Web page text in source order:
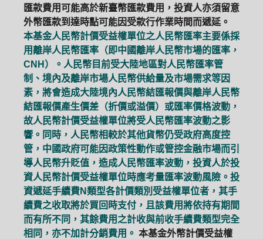
匯款費用可能高於新臺幣匯款費用，投資人亦須留意
外幣匯款到達時點可能因受款行作業時間而遞延。
本基金人民幣計價受益權單位之人民幣匯率主要係採
用離岸人民幣匯率（即中國離岸人民幣市場的匯率，
CNH）。人民幣目前受大陸地區對人民幣匯率管
制、境內及離岸市場人民幣供給量及市場需求等因
素，將會造成大陸境內人民幣結匯報價與離岸人民幣
結匯報價產生價差（折價或溢價）或匯率價格波動，
故人民幣計價受益權單位將受人民幣匯率波動之影
響。同時，人民幣相較於其他貨幣仍受政府高度控
管，中國政府可能因政策性動作或管控金融市場而引
導人民幣升貶值，造成人民幣匯率波動，投資人於投
資人民幣計價受益權單位時應考量匯率波動風險。投
資遞延手續費N類型各計價類別受益權單位者，其手
續費之收取將於買回時支付，且該費用將依持有期間
而有所不同，其餘費用之計收與前收手續費類型完全
相同，亦不加計分銷費用。 本基金外幣計價受益權